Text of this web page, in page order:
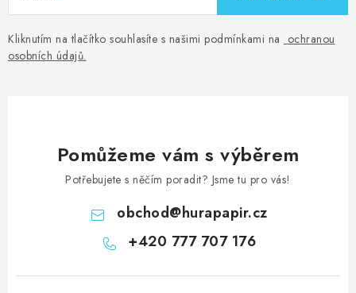
Kliknutím na tlačítko souhlasíte s našimi podmínkami na ochranou
osobních údajů.
Pomůžeme vám s výběrem
Potřebujete s něčím poradit? Jsme tu pro vás!
obchod@hurapapir.cz
+420 777 707 176